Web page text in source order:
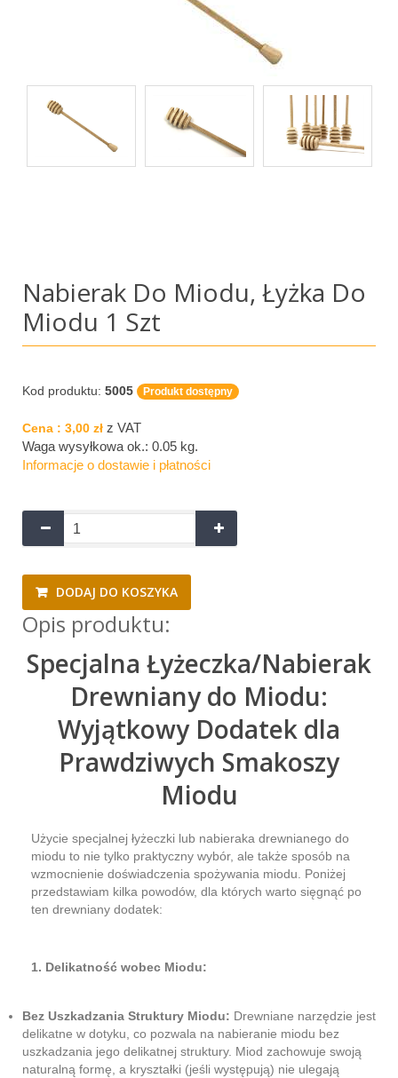
Nabierak Do Miodu, Łyżka Do
Miodu 1 Szt
Kod produktu: 5005 Produkt dostępny
Cena : 3,00 zł z VAT
Waga wysyłkowa ok.: 0.05 kg.
Informacje o dostawie i płatności
DODAJ DO KOSZYKA
Opis produktu:
Specjalna Łyżeczka/Nabierak
Drewniany do Miodu:
Wyjątkowy Dodatek dla
Prawdziwych Smakoszy
Miodu
Użycie specjalnej łyżeczki lub nabieraka drewnianego do
miodu to nie tylko praktyczny wybór, ale także sposób na
wzmocnienie doświadczenia spożywania miodu. Poniżej
przedstawiam kilka powodów, dla których warto sięgnąć po
ten drewniany dodatek:
1. Delikatność wobec Miodu:
Bez Uszkadzania Struktury Miodu: Drewniane narzędzie jest
delikatne w dotyku, co pozwala na nabieranie miodu bez
uszkadzania jego delikatnej struktury. Miod zachowuje swoją
naturalną formę, a kryształki (jeśli występują) nie ulegają